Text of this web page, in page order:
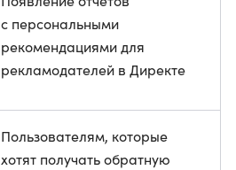
с персональными
рекомендациями для
рекламодателей в Директе
Пользователям, которые
хотят получать обратную